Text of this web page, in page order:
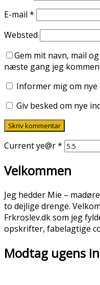
E-mail *
Websted
Gem mit navn, mail
næste gang jeg
Informer mig om
Giv besked om nye
Current ye@r*
Velkommen
Jeg hedder Mie –
to dejlige drenge.
Frkroslev.dk som jeg
opskrifter, fabelagtige
Modtag ugens